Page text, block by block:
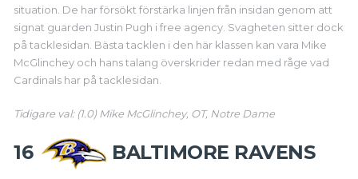
situation. De har försökt förstärka linjen från insidan genom att
signat guarden Justin Pugh i free agency. Svagheten sitter dock
på tacklesidan. Bästa tacklen i den här klassen kan vara Mike
McGlinchey och hans talang överskrider redan med råge vad
Cardinals har på tacklesidan.
Tidigare val: (1.0) Mike McGlinchey, OT, Notre Dame
16
BALTIMORE RAVENS